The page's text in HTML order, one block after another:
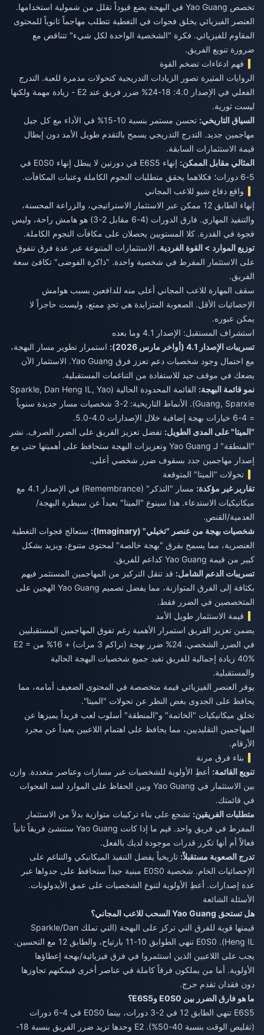
تخصص Yao Guang في البهجة يضع قيوداً تقلل من شمولية استخدامها.
العنصر الفيزيائي يخلق فجوات في التغطية تتطلب مهاجماً ثانوياً للمحتوى
المقاوم للفيزيائي. فكرة "الشخصية الواحدة لكل شيء" تتناقض مع
ضرورة تنويع الفريق.
فهم ادعاءات تضخم القوة
الروايات المثيرة تصور الزيادات التدريجية كتحولات مدمرة للعبة. التدرج
الفعلي في الإصدار 4.0: 18-24% ضرر فريق عند E2 - زيادة مهمة ولكنها
ليست ثورية.
السياق التاريخي:
تحسن مستمر بنسبة 10-15% في الأداء مع كل جيل
مهاجمين جديد. التدرج التدريجي يسمح بالتقدم طويل الأمد دون إبطال
قيمة الاستثمارات السابقة.
المثالي مقابل الممكن:
إنهاء E6S5 في دورتين لا يبطل إنهاء E0S0 في
5-6 دورات؛ فكلاهما يحقق متطلبات النجوم الكاملة وعتبات المكافآت.
واقع دفاع شيو للاعب المجاني
إنهاء الطابق 12 ممكن عبر الاستثمار الاستراتيجي، والزراعة المحسنة،
والتنفيذ المهاري. فارق الدورات (4-6 مقابل 2-3) هو هامش راحة، وليس
فجوة في القدرة. كلا المستويين يحصلان على مكافآت النجوم الكاملة.
توزيع الموارد > القوة الفردية. الاستثمارات المتنوعة عبر عدة فرق تتفوق
على الاستثمار المفرط في شخصية واحدة. "ذاكرة الفوضى" تكافئ سعة
الفريق.
سقف المهارة للاعب المجاني أعلى منه للدافعين بسبب هوامش
الإحصائيات الأقل. الصعوبة المتزايدة هي تحدٍ ممتع، وليست حاجزاً لا
يمكن عبوره.
استشراف المستقبل: الإصدار 4.1 وما بعده
تسريبات الإصدار 4.1 (أواخر مارس 2026):
استمرار تطوير مسار البهجة،
مع احتمال وجود شخصيات دعم تعزز فرق Yao Guang. الاستثمار الآن
يضعك في موقف جيد للاستفادة من التناغمات المستقبلية.
نمو قائمة البهجة:
القائمة المحدودة الحالية (Sparkle, Dan Heng IL, Yao
Guang, Sparxie). الأنماط التاريخية: 2-3 شخصيات مسار جديدة سنوياً
= 4-6 خيارات بهجة إضافية خلال الإصدارات 4.0-5.0.
"الميتا" على المدى الطويل: تفضل تعزيز الفريق على الضرر الصرف. نشر
"المنطقة" لـ Yao Guang وتعزيزات البهجة ستحافظ على أهميتها حتى مع
إصدار مهاجمين جدد بسقوف ضرر شخصي أعلى.
تحولات "الميتا" المتوقعة
تقارير غير مؤكدة:
مسار "التذكر" (Remembrance) في الإصدار 4.1 مع
ميكانيكيات الاستدعاء. هذا سينوع "الميتا" بعيداً عن سيطرة البهجة/
العدمية/القنص.
شخصيات بهجة من عنصر "تخيلي" (Imaginary):
ستعالج فجوات التغطية
العنصرية، مما يسمح بفرق "بهجة خالصة" لمحتوى متنوع، ويزيد بشكل
كبير من قيمة Yao Guang كداعم للفريق.
تسريبات الدعم الشامل: قد تنقل التركيز من المهاجمين المستثمر فيهم
بكثافة إلى الفرق المتوازنة، مما يفضل تصميم Yao Guang الهجين على
المتخصصين في الضرر فقط.
قيمة الاستثمار طويل الأمد
يضمن تعزيز الفريق استمرار الأهمية رغم تفوق المهاجمين المستقبليين
في الضرر الشخصي. 24% ضرر بهجة (تراكم 3 مرات) + 16% من E2 =
40% زيادة إجمالية للفريق تفيد جميع شخصيات البهجة الحالية
والمستقبلية.
يوفر العنصر الفيزيائي قيمة متخصصة في المحتوى الضعيف أمامه، مما
يحافظ على الجدوى بغض النظر عن تحولات "الميتا".
تخلق ميكانيكيات "الخاتمة" و"المنطقة" أسلوب لعب فريداً يميزها عن
المهاجمين التقليديين، مما يحافظ على اهتمام اللاعبين بعيداً عن مجرد
الأرقام.
بناء فرق مرنة
تنويع القائمة: أعطِ الأولوية للشخصيات عبر مسارات وعناصر متعددة. وازن
بين الاستثمار في Yao Guang وبين الحفاظ على الموارد لسد الفجوات
في قائمتك.
متطلبات الفريقين: تشجع على بناء تركيبات متوازية بدلاً من الاستثمار
المفرط في فريق واحد. قيم ما إذا كانت Yao Guang ستنشئ فريقاً ثانياً
فعالاً أم أنها تكرر قدرات موجودة لديك بالفعل.
تدرج الصعوبة مستقبلاً: تاريخياً يفضل التنفيذ الميكانيكي والتناغم على
الإحصائيات الخام. شخصية E0S0 مبنية جيداً ستحافظ على جدواها عبر
عدة إصدارات. أعطِ الأولوية لتنوع الشخصيات على عمق الأيدولونات.
الأسئلة الشائعة
هل تستحق Yao Guang السحب للاعب المجاني؟
قيمتها قوية للفرق التي تركز على البهجة (التي تملك Sparkle/Dan
Heng IL). E0S0 تنهي الطوابق 10-11 بارتياح، والطابق 12 مع التحسين.
يجب على اللاعبين الذين استثمروا في فرق فيزيائية/بهجة إعطاؤها
الأولوية. أما من يملكون فرقاً كاملة في عناصر أخرى فيمكنهم تجاوزها
دون فقدان تقدم حرج.
ما هو فارق الضرر بين E0S0 وE6S5؟
E6S5 تنهي الطابق 12 في 2-3 دورات، بينما E0S0 في 4-6 دورات
(تقليص الوقت بنسبة 40-50%). E2 وحدها تزيد ضرر الفريق بنسبة 18-